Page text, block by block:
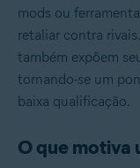
mods ou
retaliar contra
também expõem
tornando-se um
baixa qualificação.
O que motiva